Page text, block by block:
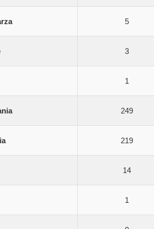
5
3
1
249
219
14
1